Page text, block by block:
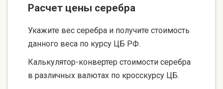
Расчет цены серебра
Укажите вес серебра и получите стоимость
данного веса по курсу ЦБ РФ.
Калькулятор-конвертер стоимости серебра
в различных валютах по кросскурсу ЦБ.